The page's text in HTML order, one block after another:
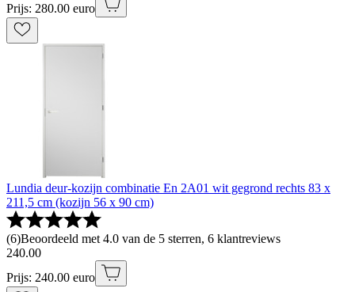
Prijs: 280.00 euro
Lundia deur-kozijn combinatie En 2A01 wit gegrond rechts 83 x
211,5 cm (kozijn 56 x 90 cm)
(6)Beoordeeld met 4.0 van de 5 sterren, 6 klantreviews
240.00
Prijs: 240.00 euro